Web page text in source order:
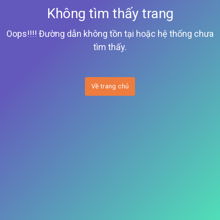
Không tìm thấy trang
Oops!!!! Đường dẫn không tồn tại hoặc hệ thống chưa
tìm thấy.
Về trang chủ